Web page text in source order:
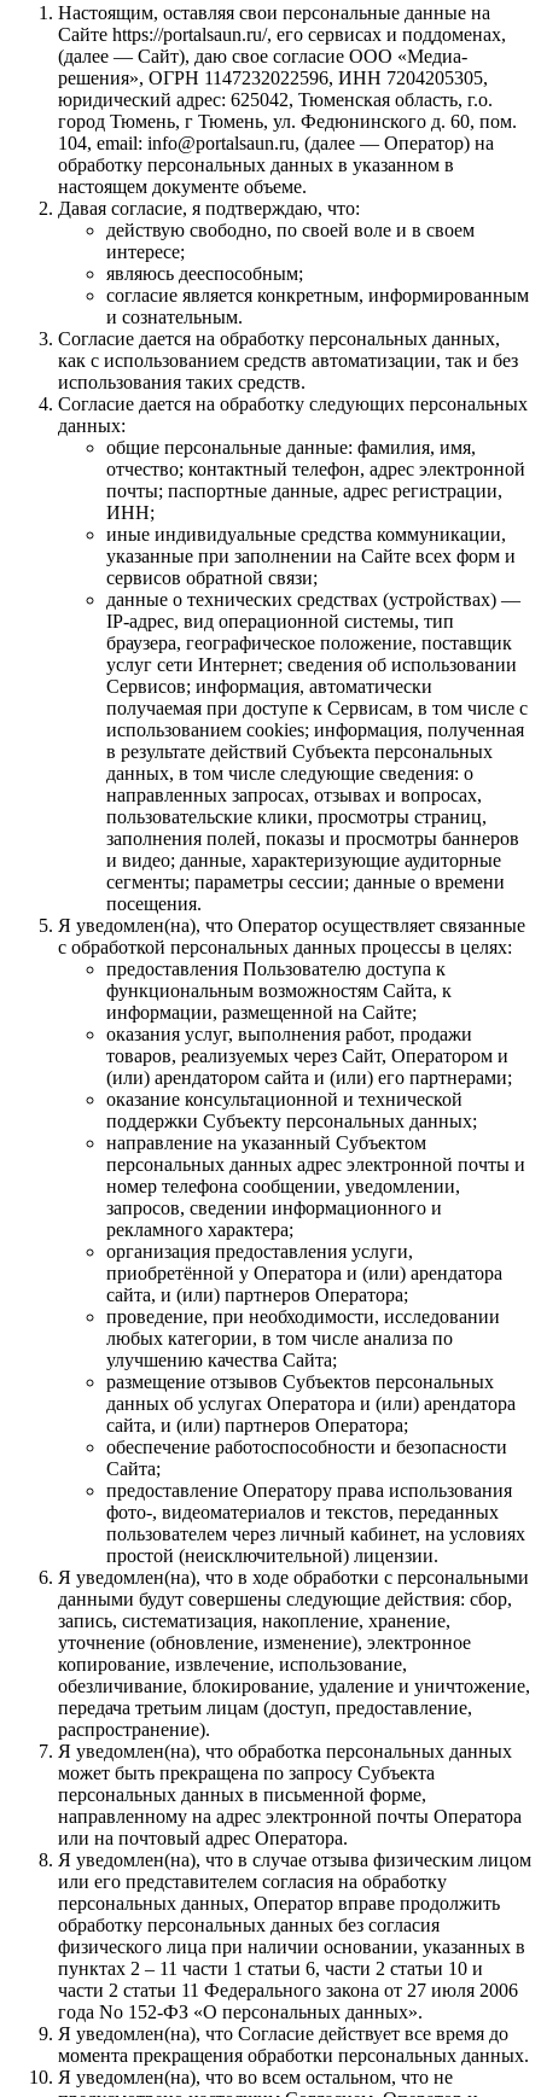
Настоящим, оставляя свои персональные данные на
Сайте https://portalsaun.ru/, его сервисах и поддоменах,
(далее — Сайт), даю свое согласие ООО «Медиа-
решения», ОГРН 1147232022596, ИНН 7204205305,
юридический адрес: 625042, Тюменская область, г.о.
город Тюмень, г Тюмень, ул. Федюнинского д. 60, пом.
104, email: info@portalsaun.ru, (далее — Оператор) на
обработку персональных данных в указанном в
настоящем документе объеме.
Давая согласие, я подтверждаю, что:
действую свободно, по своей воле и в своем
интересе;
являюсь дееспособным;
согласие является конкретным, информированным
и сознательным.
Согласие дается на обработку персональных данных,
как с использованием средств автоматизации, так и без
использования таких средств.
Согласие дается на обработку следующих персональных
данных:
общие персональные данные: фамилия, имя,
отчество; контактный телефон, адрес электронной
почты; паспортные данные, адрес регистрации,
ИНН;
иные индивидуальные средства коммуникации,
указанные при заполнении на Сайте всех форм и
сервисов обратной связи;
данные о технических средствах (устройствах) —
IP-адрес, вид операционной системы, тип
браузера, географическое положение, поставщик
услуг сети Интернет; сведения об использовании
Сервисов; информация, автоматически
получаемая при доступе к Сервисам, в том числе с
использованием cookies; информация, полученная
в результате действий Субъекта персональных
данных, в том числе следующие сведения: о
направленных запросах, отзывах и вопросах,
пользовательские клики, просмотры страниц,
заполнения полей, показы и просмотры баннеров
и видео; данные, характеризующие аудиторные
сегменты; параметры сессии; данные о времени
посещения.
Я уведомлен(на), что Оператор осуществляет связанные
с обработкой персональных данных процессы в целях:
предоставления Пользователю доступа к
функциональным возможностям Сайта, к
информации, размещенной на Сайте;
оказания услуг, выполнения работ, продажи
товаров, реализуемых через Сайт, Оператором и
(или) арендатором сайта и (или) его партнерами;
оказание консультационной и технической
поддержки Субъекту персональных данных;
направление на указанный Субъектом
персональных данных адрес электронной почты и
номер телефона сообщении, уведомлении,
запросов, сведении информационного и
рекламного характера;
организация предоставления услуги,
приобретённой у Оператора и (или) арендатора
сайта, и (или) партнеров Оператора;
проведение, при необходимости, исследовании
любых категории, в том числе анализа по
улучшению качества Сайта;
размещение отзывов Субъектов персональных
данных об услугах Оператора и (или) арендатора
сайта, и (или) партнеров Оператора;
обеспечение работоспособности и безопасности
Сайта;
предоставление Оператору права использования
фото-, видеоматериалов и текстов, переданных
пользователем через личный кабинет, на условиях
простой (неисключительной) лицензии.
Я уведомлен(на), что в ходе обработки с персональными
данными будут совершены следующие действия: сбор,
запись, систематизация, накопление, хранение,
уточнение (обновление, изменение), электронное
копирование, извлечение, использование,
обезличивание, блокирование, удаление и уничтожение,
передача третьим лицам (доступ, предоставление,
распространение).
Я уведомлен(на), что обработка персональных данных
может быть прекращена по запросу Субъекта
персональных данных в письменной форме,
направленному на адрес электронной почты Оператора
или на почтовый адрес Оператора.
Я уведомлен(на), что в случае отзыва физическим лицом
или его представителем согласия на обработку
персональных данных, Оператор вправе продолжить
обработку персональных данных без согласия
физического лица при наличии основании, указанных в
пунктах 2 – 11 части 1 статьи 6, части 2 статьи 10 и
части 2 статьи 11 Федерального закона от 27 июля 2006
года No 152-ФЗ «О персональных данных».
Я уведомлен(на), что Согласие действует все время до
момента прекращения обработки персональных данных.
Я уведомлен(на), что во всем остальном, что не